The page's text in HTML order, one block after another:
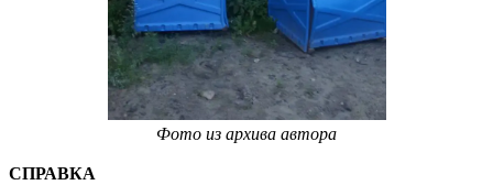
Фото из архива автора
СПРАВКА